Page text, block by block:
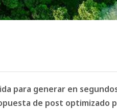
para generar en
de post optimizado